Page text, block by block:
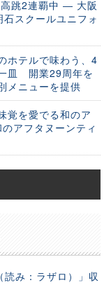
跳2連覇中 ― 大阪
スクールユニフォ
ホテルで味わう、4
皿 開業29周年を
メニューを提供
覚を愛でる和のア
アフタヌーンティ
み：ラザロ）」収